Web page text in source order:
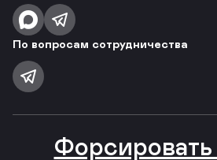
По вопросам сотрудничества
Форсировать